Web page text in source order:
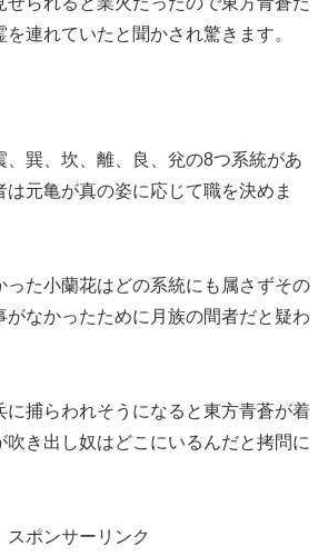
連れていたと聞かされ驚きます。
、巽、坎、離、良、兊の8つ系統があ
は元亀が真の姿に応じて職を決めま
った小蘭花はどの系統にも属さずその
がなかったために月族の間者だと疑わ
に捕らわれそうになると東方青蒼が着
吹き出し奴はどこにいるんだと拷問に
スポンサーリンク